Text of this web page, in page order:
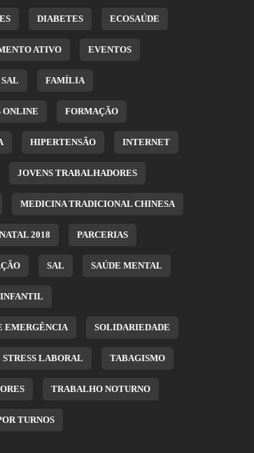
DIABETES ECOSAÚDE
ATIVO EVENTOS
FAMÍLIA
ONLINE FORMAÇÃO
HIPERTENSÃO INTERNET
JOVENS TRABALHADORES
MEDICINA TRADICIONAL CHINESA
NATAL 2018 PARCERIAS
SAL SAÚDE MENTAL
INFANTIL
EMERGÊNCIA SOLIDARIEDADE
STRESS LABORAL TABAGISMO
TRABALHO NOTURNO
TURNOS